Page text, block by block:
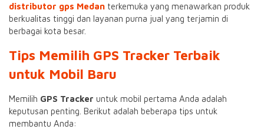
distributor gps Medan terkemuka yang menawarkan produk
berkualitas tinggi dan layanan purna jual yang terjamin di
berbagai kota besar.
Tips Memilih GPS Tracker Terbaik
untuk Mobil Baru
Memilih GPS Tracker untuk mobil pertama Anda adalah
keputusan penting. Berikut adalah beberapa tips untuk
membantu Anda: